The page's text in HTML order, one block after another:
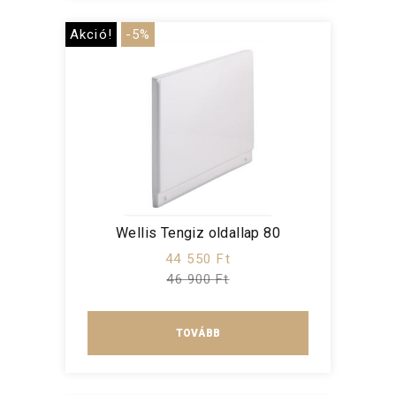
Akció! -5%
Wellis Tengiz oldallap 80
44 550 Ft
46 900 Ft
TOVÁBB